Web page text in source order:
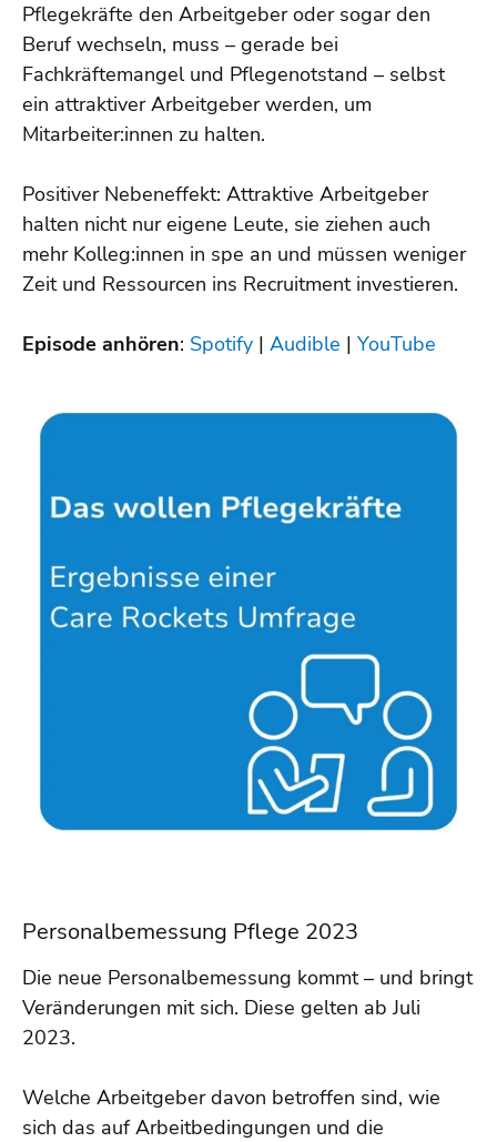
Pflegekräfte den Arbeitgeber oder sogar den
Beruf wechseln, muss – gerade bei
Fachkräftemangel und Pflegenotstand – selbst
ein attraktiver Arbeitgeber werden, um
Mitarbeiter:innen zu halten.
Positiver Nebeneffekt: Attraktive Arbeitgeber
halten nicht nur eigene Leute, sie ziehen auch
mehr Kolleg:innen in spe an und müssen weniger
Zeit und Ressourcen ins Recruitment investieren.
Episode anhören: Spotify | Audible | YouTube
Personalbemessung Pflege 2023
Die neue Personalbemessung kommt – und bringt
Veränderungen mit sich. Diese gelten ab Juli
2023.
Welche Arbeitgeber davon betroffen sind, wie
sich das auf Arbeitbedingungen und die